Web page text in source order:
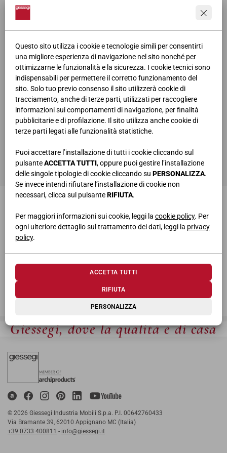
Questo sito utilizza i cookie e tecnologie simili per consentirti
una migliore esperienza di navigazione nel sito nonché per
ottimizzarne le funzionalità e la sicurezza. I cookie tecnici sono
indispensabili per permettere il corretto funzionamento del
sito. Solo tuo previo consenso il sito utilizzerà cookie di
tracciamento, anche di terze parti, utilizzati per raccogliere
informazioni sui comportamenti di navigazione, per finalità
pubblicitarie e di profilazione. Il sito utilizza anche cookie di
terze parti legati alle funzionalità statistiche.
Puoi accettare l’installazione di tutti i cookie cliccando sul
pulsanteACCETTA TUTTI, oppure puoi gestire l’installazione
delle singole tipologie di cookie cliccando su PERSONALIZZA.
Se invece intendi rifiutare l’installazione di cookie non
necessari, clicca sul pulsanteRIFIUTA.
Per maggiori informazioni sui cookie, leggi la cookie policy. Per
ogni ulteriore dettaglio sul trattamento dei dati, leggi la privacy
policy.
PERSONALIZZA
RIFIUTA
ACCETTA TUTTI
ho letto e compreso la privacy policy
INVIA
Giessegi, dove la qualità è di casa
© 2026 Giessegi Industria Mobili S.p.a. P.I. 00642760433
Via Bramante 39, 62010 Appignano MC (Italia)
+39 0733 400811 - info@giessegi.it